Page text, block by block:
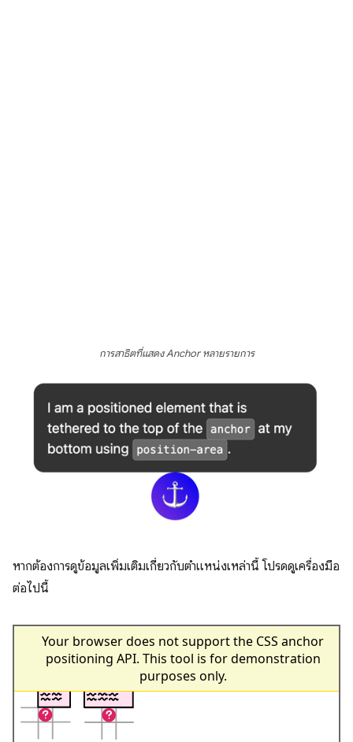
การสาธิตที่แสดง Anchor หลายรายการ
หากต้องการดูข้อมูลเพิ่มเติมเกี่ยวกับตำแหน่งเหล่านี้ โปรดดูเครื่องมือ
ต่อไปนี้